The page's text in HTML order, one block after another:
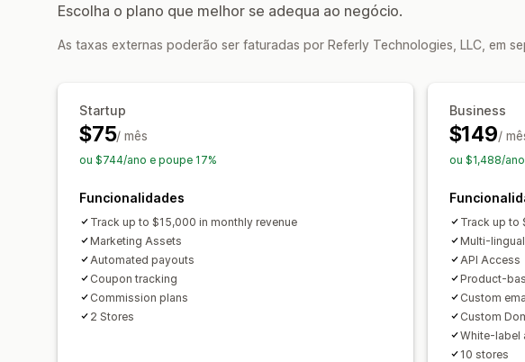
Escolha o plano que melhor se adequa ao negócio.
As taxas externas poderão ser faturadas por Referly Technologies, LLC, em
Startup
$75/ mês
ou $744/ano e poupe 17%
Funcionalidades
Track up to $15,000 in monthly revenue
Marketing Assets
Automated payouts
Coupon tracking
Commission plans
2 Stores
Business
$149/
ou $1,488/
Track up to
Multi-
API Access
Product-
Custom
Custom
White-label
10 stores